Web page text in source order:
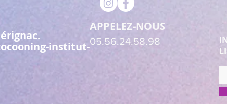
institut-
APPELEZ-NOUS
05.56.24.58.98